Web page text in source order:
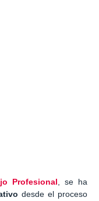
Profesional , se ha
desde el proceso